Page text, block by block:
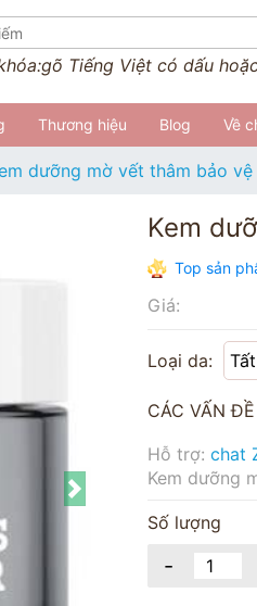
gõ Tiếng Việt có dấu
Thương hiệu Blog Về
dưỡng mờ vết thâm bảo
Next
Kem
Top sản
Giá:
Loại da:
CÁC VẤN
Hỗ trợ: chat
Kem dưỡng
Số lượng
-